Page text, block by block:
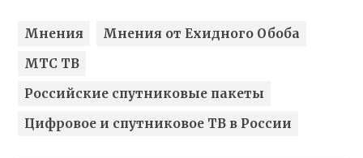
Мнения
Мнения от Ехидного Обоба
МТС ТВ
Российские спутниковые пакеты
Цифровое и спутниковое ТВ в России